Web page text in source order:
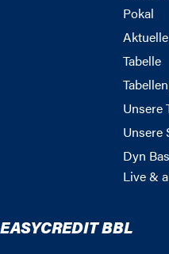
Pokal
Tabelle
Unsere
Unsere
Dyn
Live &
EASYCREDIT BBL